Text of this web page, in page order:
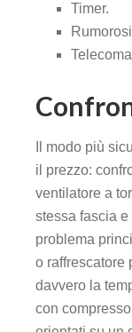
Timer.
Il modo più
il prezzo:
ventilatore a
stessa fascia
problema
o raffrescatore
davvero la
con